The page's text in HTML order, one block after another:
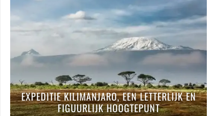
EXPEDITIE KILIMANJARO, EEN LETTERLIJK EN
FIGUURLIJK HOOGTEPUNT